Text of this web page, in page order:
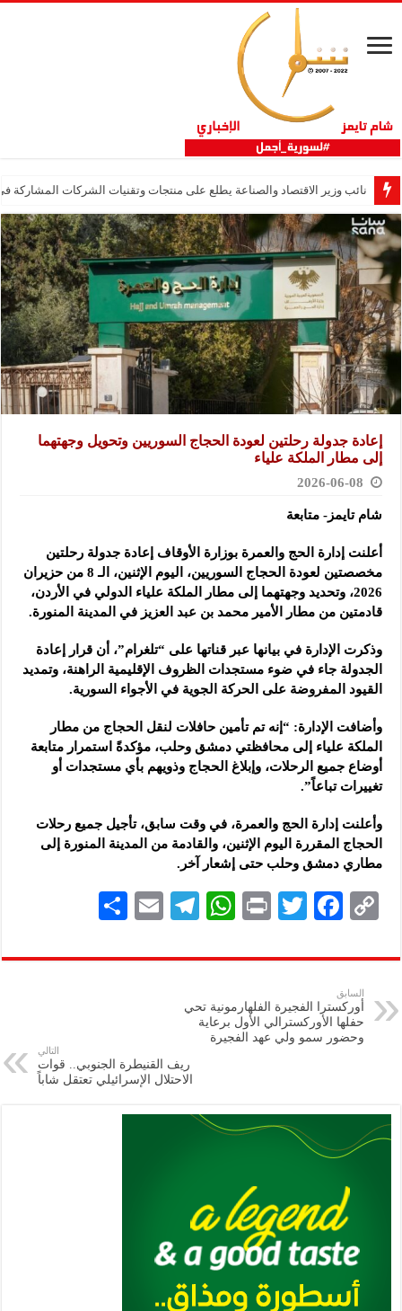
نائب وزير الاقتصاد والصناعة يطلع على منتجات وتقنيات الشركات المشاركة في
إعادة جدولة رحلتين لعودة الحجاج السوريين وتحويل وجهتهما
إلى مطار الملكة علياء
2026-06-08
شام تايمز- متابعة
أعلنت إدارة الحج والعمرة بوزارة الأوقاف إعادة جدولة رحلتين
مخصصتين لعودة الحجاج السوريين، اليوم الإثنين، الـ 8 من ‏حزيران
2026، وتحديد وجهتهما إلى مطار الملكة علياء الدولي في الأردن،
قادمتين من مطار الأمير محمد بن عبد العزيز ‏في المدينة المنورة.‏
وذكرت الإدارة في بيانها عبر قناتها على “تلغرام”، أن قرار إعادة
الجدولة جاء في ضوء مستجدات الظروف الإقليمية ‏الراهنة، وتمديد
القيود المفروضة على الحركة الجوية في الأجواء السورية.‏
وأضافت الإدارة: “إنه تم تأمين حافلات لنقل الحجاج من مطار
الملكة علياء إلى محافظتي دمشق وحلب، مؤكدةً استمرار متابعة
‏أوضاع جميع الرحلات، وإبلاغ الحجاج وذويهم بأي مستجدات أو
تغييرات تباعاً”.‏
وأعلنت إدارة الحج والعمرة، في وقت سابق، تأجيل جميع رحلات
الحجاج المقررة اليوم الإثنين، والقادمة من المدينة ‏المنورة إلى
مطاري دمشق وحلب حتى إشعار آخر.‏
C
p
y
Li
n
F
eb
k
T
tt
P
nt
W
at
A
p
Te
gr
E
ai
ar
السابق
أوركسترا الفجيرة الفلهارمونية تحي
حفلها الأوركسترالي الأول برعاية
وحضور سمو ولي عهد الفجيرة
التالي
ريف القنيطرة الجنوبي.. قوات
الاحتلال الإسرائيلي تعتقل شاباً